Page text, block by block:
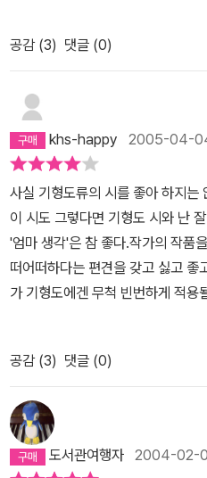
분들이 눈에 띤다. 또한 자기 자신
어놓은 스타일은 어떤 사람에겐 공
일으킬 것이다. 그리고 그의 시에
망 그리고 그러한 것을 벗어나고자
서 많은 공감을 이끌어 낼 것이다.
자주 표현하기 때문에 음산한 분위
선사할 것이다.기형도를 전부터 좋
분들에겐 좋은 선택이겠지만, 단순
을 사려는 분들은 먼저 그가 어떤
다.
하지만 이런 글들로 그의 스무아
희미하게 남아 있는 그의 체취를 느
체할 것 같았던 느낌이 그거였을가
을 웃으면서 이해할려고 했던 노력.
시 한편을 적으며 그를 생각해본다.
거라, 짧았던 밤들아창밖을 떠돌던
불들아, 잘 있거라공포를 기다리던
물들아잘 있거라, 더 이상 내것이
듬거리며 문을 잠그네가엾은 내 사
천재 시인의 갑작스러운 죽음'이나
적인 부분 때문이었음을 시인한다..
지적속물근성을 채워줄 대상이었
억이 나지는 않는다...유별난 자존
고는 처음으로, 기형도의 詩들을 읽
하며, 또한명의 윤동주가 된 그를
갑작스러운 죽음만큼은 그에게 지
피 세상의 기억은 때의 늦고 이름
생각해보게 되는 계기는 되었다..
대해서..그토록 공들여 조사했던
페이지가 대부분이었다는 그의 영
만... 늦지는 않았겠지.. 그는 여전
다..
공감 (3) 댓글 (0)
khs-happy 2005-04-
사실 기형도류의 시를 좋아 하지는
이 시도 그렇다면 기형도 시와 난
'엄마 생각'은 참 좋다.작가의 작품
떠어떠하다는 편견을 갖고 싫고 좋
가 기형도에겐 무척 빈번하게 적용
는 시인의 향기이다.형체없이 흐느
을 수 없는 상념들로 그의 머릿속이
하고 인간 기형도의 냄새와 그 시
한다.초기 시들에 비해 중반쯤 실린
은 그다지 좋다는 인상을 받을 수
좋았을 소재와 작가의 감수성들이
공감 (3) 댓글 (0)
도서관여행자 2004-02-